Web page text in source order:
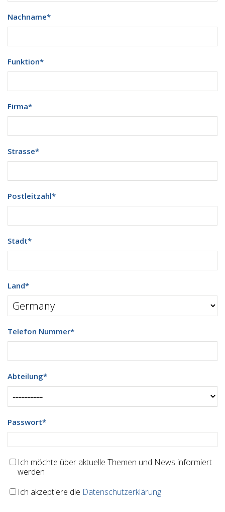
Nachname*
Funktion*
Firma*
Strasse*
Postleitzahl*
Stadt*
Land*
Telefon Nummer*
Abteilung*
Passwort*
Ich möchte über aktuelle Themen und News informiert
werden
Ich akzeptiere die Datenschutzerklärung